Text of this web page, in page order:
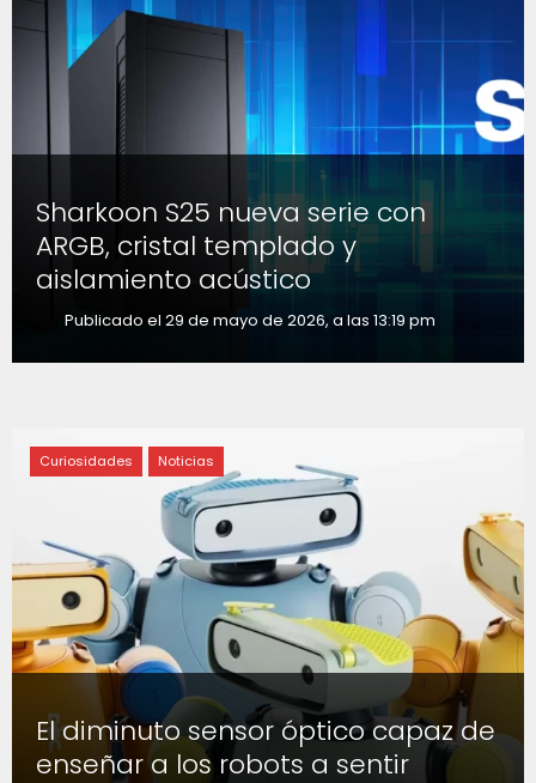
Sharkoon S25 nueva serie con
ARGB, cristal templado y
aislamiento acústico
Publicado el 29 de mayo de 2026, a las 13:19 pm
Curiosidades Noticias
El diminuto sensor óptico capaz de
enseñar a los robots a sentir